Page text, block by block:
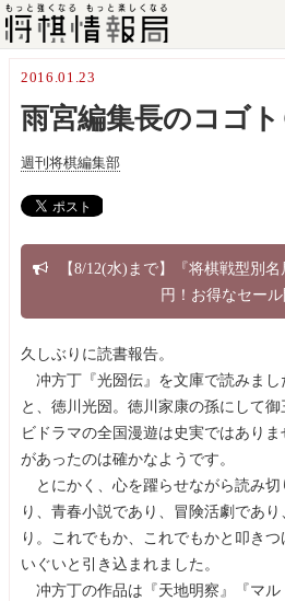
2016.01.23
雨宮編集長のコゴ
週刊将棋編集部
【8/12(水)まで】『将棋戦型別
円！お得なセー
久しぶりに読書報告。
冲方丁『光圀伝』を文庫で読みまし
と、徳川光圀。徳川家康の孫にして
ビドラマの全国漫遊は史実ではあり
があったのは確かなようです。
とにかく、心を躍らせながら読み切
り、青春小説であり、冒険活劇であ
り。これでもか、これでもかと叩き
いぐいと引き込まれました。
冲方丁の作品は『天地明察』『マル